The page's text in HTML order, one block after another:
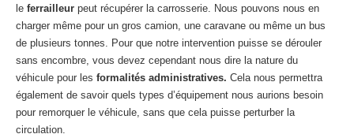
le ferrailleur peut récupérer la carrosserie. Nous pouvons nous en
charger même pour un gros camion, une caravane ou même un bus
de plusieurs tonnes. Pour que notre intervention puisse se dérouler
sans encombre, vous devez cependant nous dire la nature du
véhicule pour les formalités administratives. Cela nous permettra
également de savoir quels types d’équipement nous aurions besoin
pour remorquer le véhicule, sans que cela puisse perturber la
circulation.